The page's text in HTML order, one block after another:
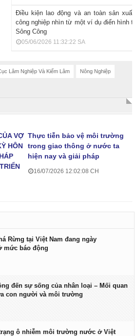
Điều kiện lao động và an toàn sản
công nghiệp nhìn từ một ví dụ điển hình
Sông Công
05/06/2026 11:32:22 SA
Lâm Nghiệp Và Kiểm Lâm Nông Nghiệp
VỢ
HÔN
Thực tiễn bảo vệ môi trường
trong giao thông ở nước ta
hiện nay và giải pháp
16/07/2026 12:02:08 CH
Rừng tại Việt Nam đang ngày
mức báo động
đến sự sống của nhân loại – Mối quan
con người và môi trường
ô nhiễm môi trường nước ở Việt